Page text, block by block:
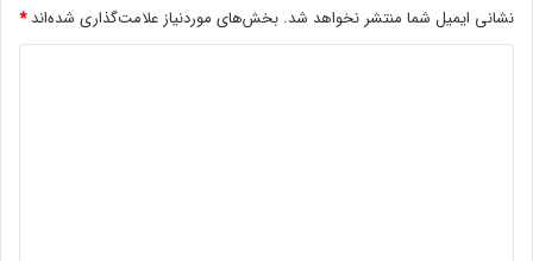
نشانی ایمیل شما منتشر نخواهد شد. بخش‌های موردنیاز علامت‌گذاری شده‌اند*